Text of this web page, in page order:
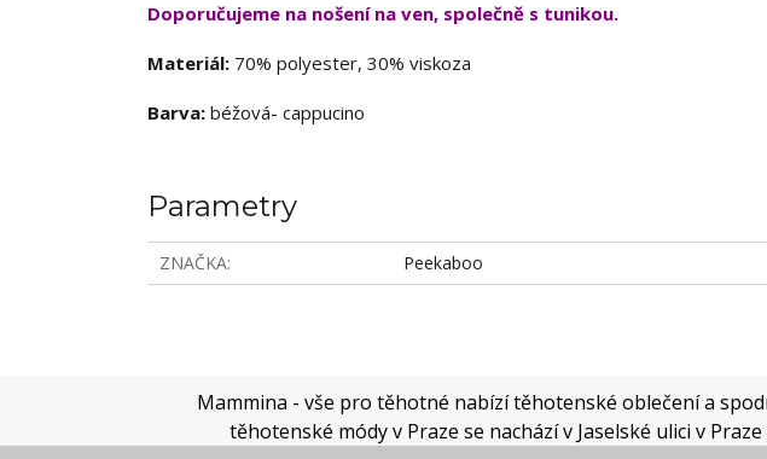
Doporučujeme na nošení na ven, společně s tunikou.
Materiál: 70% polyester, 30% viskoza
Barva: béžová- cappucino
Parametry
ZNAČKA Peekaboo
Mammina - vše pro těhotné nabízí těhotenské oblečení a
těhotenské módy v Praze se nachází v Jaselské ulici v